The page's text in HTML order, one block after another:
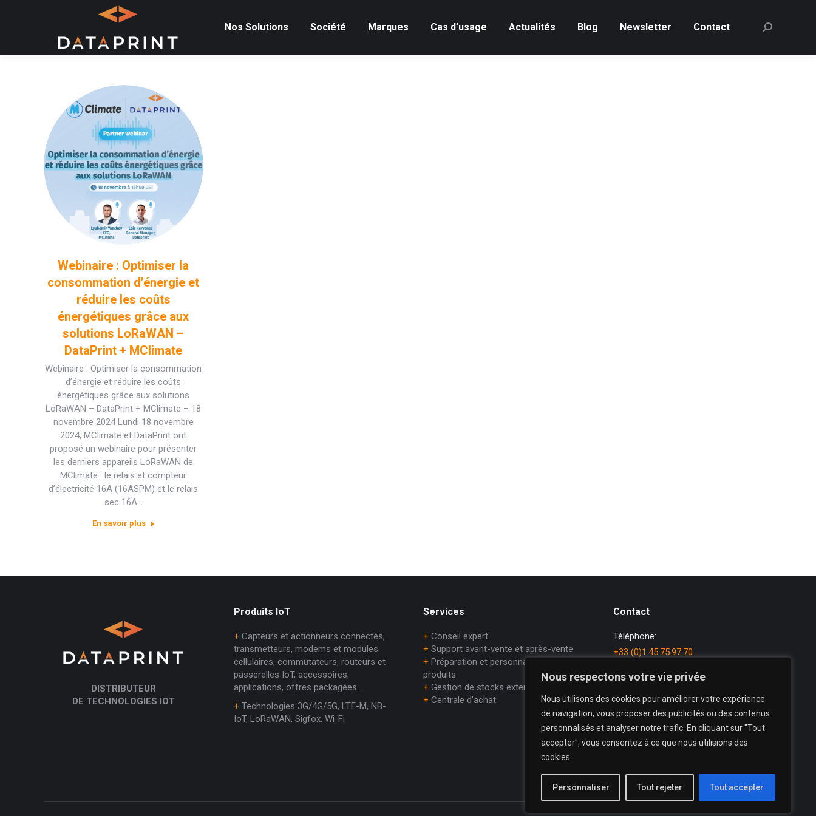
Nous respectons votre vie privée
Nous utilisons des cookies pour améliorer votre expérience
de navigation, vous proposer des publicités ou des contenus
personnalisés et analyser notre trafic. En cliquant sur "Tout
accepter", vous consentez à ce que nous utilisions des
cookies.
Personnaliser Tout rejeter Tout accepter
Nos Solutions Société Marques Cas d’usage Actualités Blog Newsletter Contact
Recherche
Webinaire : Optimiser la
consommation d’énergie et
réduire les coûts
énergétiques grâce aux
solutions LoRaWAN –
DataPrint + MClimate
Webinaire : Optimiser la consommation
d’énergie et réduire les coûts
énergétiques grâce aux solutions
LoRaWAN – DataPrint + MClimate – 18
novembre 2024 Lundi 18 novembre
2024, MClimate et DataPrint ont
proposé un webinaire pour présenter
les derniers appareils LoRaWAN de
MClimate : le relais et compteur
d’électricité 16A (16ASPM) et le relais
sec 16A…
En savoir plus
DISTRIBUTEUR
DE TECHNOLOGIES IOT
Produits IoT
+ Capteurs et actionneurs connectés,
transmetteurs, modems et modules
cellulaires, commutateurs, routeurs et
passerelles IoT, accessoires,
applications, offres packagées…
+ Technologies 3G/4G/5G, LTE-M, NB-
IoT, LoRaWAN, Sigfox, Wi-Fi
Services
+ Conseil expert
+ Support avant-vente et après-vente
+ Préparation et personnalisation de
produits
+ Gestion de stocks externalisée
+ Centrale d’achat
Contact
Téléphone:
+33 (0)1.45.75.97.70
E-mail:
Adresse:
69, avenue du Maréchal Juin
64200 BIARRITZ
La
page
X
La
page
YouTube
La
page
LinkedIn